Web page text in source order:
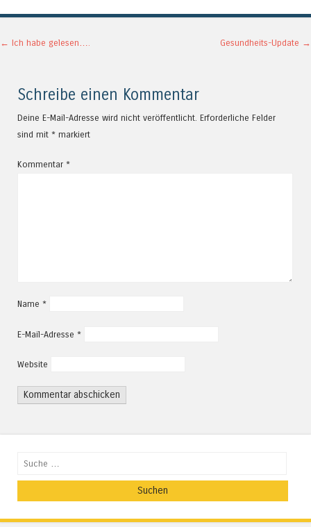
Artikel-Navigation
← Ich habe gelesen…. Gesundheits-Update →
Schreibe einen Kommentar
Deine E-Mail-Adresse wird nicht veröffentlicht. Erforderliche Felder
sind mit * markiert
Kommentar *
Name *
E-Mail-Adresse *
Website
Suchen